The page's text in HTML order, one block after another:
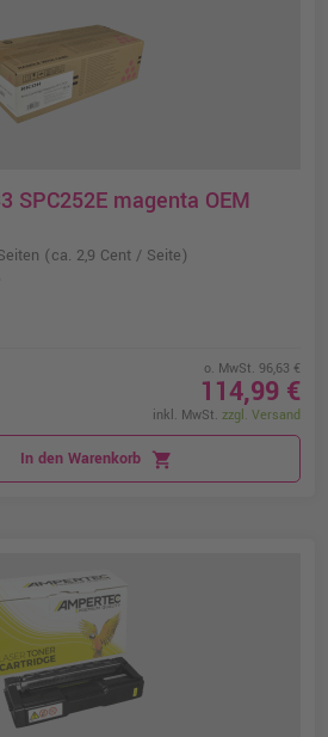
SPC252E magenta OEM
(ca. 2,9 Cent / Seite)
o. MwSt. 96,63 €
114,99 €
inkl. MwSt. zzgl. Versand
In den Warenkorb shopping_cart